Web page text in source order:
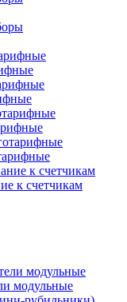
к счетчикам
модульные